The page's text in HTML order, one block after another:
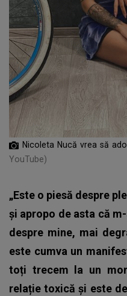
Nicoleta Nucă vrea să
YouTube)
„Este o piesă despre
și apropo de asta că
despre mine, mai
este cumva un
toți trecem la un
relație toxică și este